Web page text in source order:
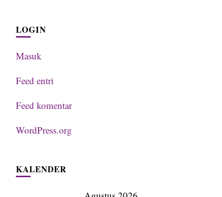
LOGIN
Masuk
Feed entri
Feed komentar
WordPress.org
KALENDER